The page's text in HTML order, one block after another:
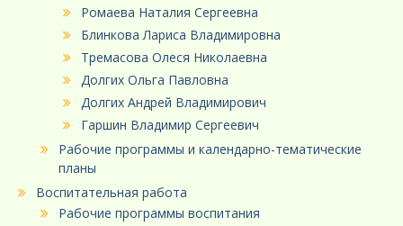
Ромаева Наталия Сергеевна
Блинкова Лариса Владимировна
Тремасова Олеся Николаевна
Долгих Ольга Павловна
Долгих Андрей Владимирович
Гаршин Владимир Сергеевич
Рабочие программы и календарно-тематические
планы
Воспитательная работа
Рабочие программы воспитания